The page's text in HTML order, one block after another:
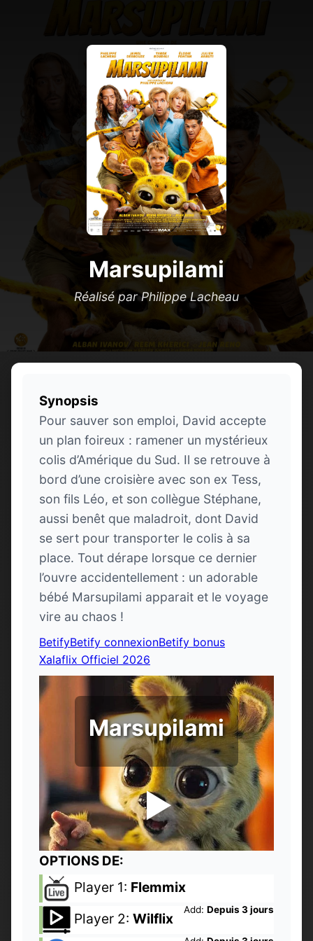
Marsupilami
Réalisé par Philippe Lacheau
Synopsis
Pour sauver son emploi, David accepte
un plan foireux : ramener un mystérieux
colis d’Amérique du Sud. Il se retrouve à
bord d’une croisière avec son ex Tess,
son fils Léo, et son collègue Stéphane,
aussi benêt que maladroit, dont David
se sert pour transporter le colis à sa
place. Tout dérape lorsque ce dernier
l’ouvre accidentellement : un adorable
bébé Marsupilami apparait et le voyage
vire au chaos !
BetifyBetify connexionBetify bonus
Xalaflix Officiel 2026
Marsupilami
OPTIONS DE:
Player 1: Flemmix
Add: Depuis 3 jours
Player 2: Wilflix